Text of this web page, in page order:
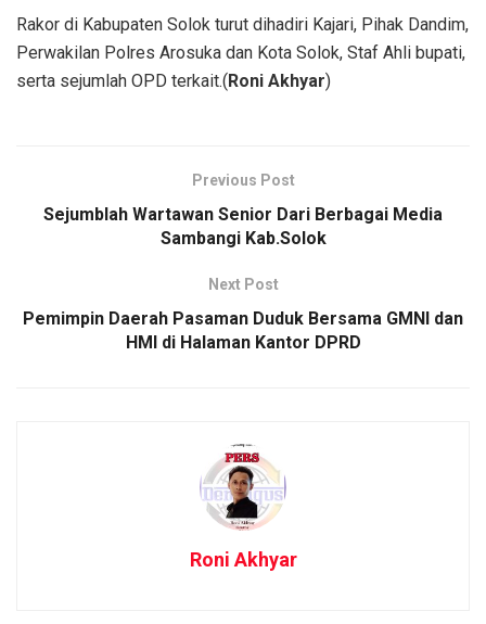
Rakor di Kabupaten Solok turut dihadiri Kajari, Pihak Dandim,
Perwakilan Polres Arosuka dan Kota Solok, Staf Ahli bupati,
serta sejumlah OPD terkait.(Roni Akhyar)
Previous Post
Sejumblah Wartawan Senior Dari Berbagai Media
Sambangi Kab.Solok
Next Post
Pemimpin Daerah Pasaman Duduk Bersama GMNI dan
HMI di Halaman Kantor DPRD
Roni Akhyar